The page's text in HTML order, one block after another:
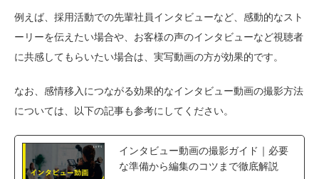
例えば、採用活動での先輩社員インタビューなど、感動的なスト
ーリーを伝えたい場合や、お客様の声のインタビューなど視聴者
に共感してもらいたい場合は、実写動画の方が効果的です。
なお、感情移入につながる効果的なインタビュー動画の撮影方法
については、以下の記事も参考にしてください。
インタビュー動画の撮影ガイド｜必要
な準備から編集のコツまで徹底解説